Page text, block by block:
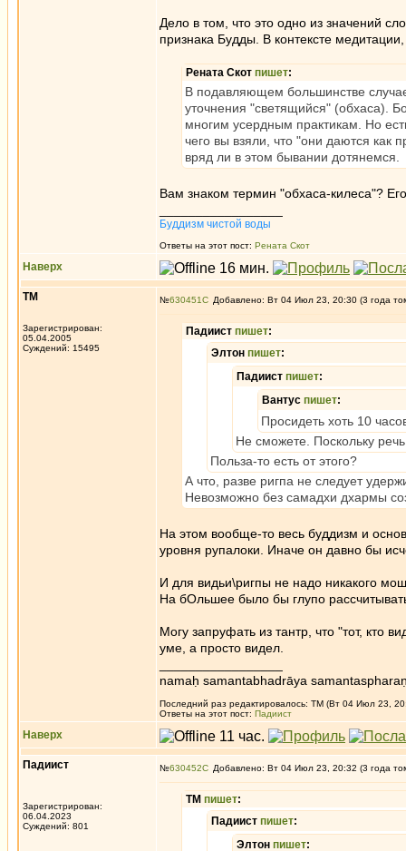
Дело в том, что это одно из значений
признака Будды. В контексте
Рената Скот пишет:
В подавляющем большинстве
уточнения "светящийся" (обхаса).
многим усердным практикам. Но
чего вы взяли, что "они даются как
вряд ли в этом бывании дотянемся.
Вам знаком термин "обхаса-килеса"?
Буддизм чистой воды
Ответы на этот пост: Рената Скот
Наверх
ТМ
Зарегистрирован:
05.04.2005
Суждений: 15495
№630451 Добавлено: Вт 04 Июл 23, 20:30 (3 года
Падиист пишет:
Элтон пишет:
Падиист пишет:
Вантус пишет:
Просидеть хоть 10
Не сможете. Поскольку
Польза-то есть от этого?
А что, разве ригпа не следует
Невозможно без самадхи дхармы
На этом вообще-то весь буддизм и
уровня рупалоки. Иначе он давно бы
И для видьи\ригпы не надо никакого
На бОльшее было бы глупо
Могу запруфать из тантр, что "тот, кто
уме, а просто видел.
namaḥ samantabhadrāya
Последний раз редактировалось: ТМ (Вт 04 Июл 23,
Ответы на этот пост: Падиист
Наверх
Падиист
Зарегистрирован:
06.04.2023
Суждений: 801
№630452 Добавлено: Вт 04 Июл 23, 20:32 (3 года
ТМ пишет:
Падиист пишет:
Элтон пишет: